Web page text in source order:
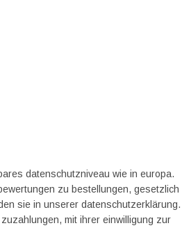
datenschutzniveau wie in europa.
zu bestellungen, gesetzlich
sie in unserer datenschutzerklärung.
mit ihrer einwilligung zur